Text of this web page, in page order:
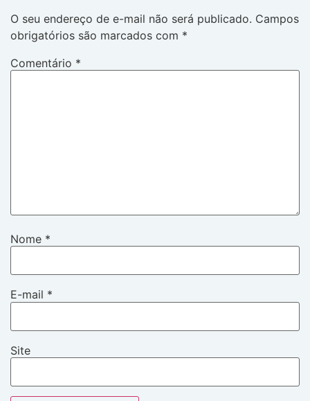
O seu endereço de e-mail não será publicado. Campos
obrigatórios são marcados com *
Comentário *
Nome *
E-mail *
Site